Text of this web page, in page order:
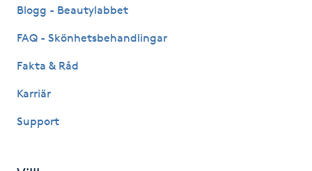
Mixfransar
N
Nagelförlängning
Blogg - Beautylabbet
FAQ - Skönhetsbehandlingar
Fakta & Råd
Karriär
Support